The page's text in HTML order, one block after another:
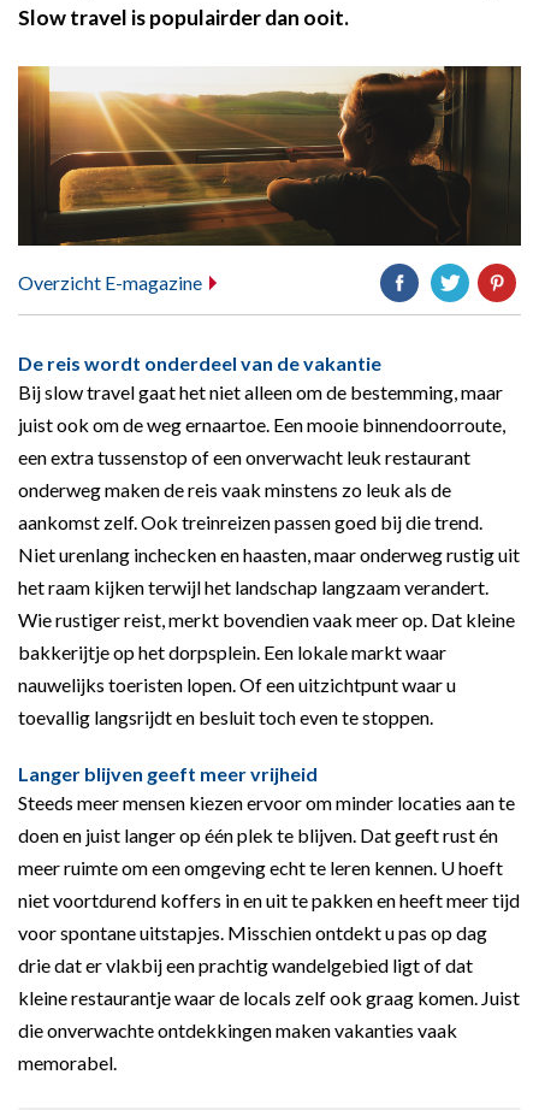
Slow travel is populairder dan ooit.
Overzicht E-magazine
De reis wordt onderdeel van de vakantie
Bij slow travel gaat het niet alleen om de bestemming, maar
juist ook om de weg ernaartoe. Een mooie binnendoorroute,
een extra tussenstop of een onverwacht leuk restaurant
onderweg maken de reis vaak minstens zo leuk als de
aankomst zelf. Ook treinreizen passen goed bij die trend.
Niet urenlang inchecken en haasten, maar onderweg rustig uit
het raam kijken terwijl het landschap langzaam verandert.
Wie rustiger reist, merkt bovendien vaak meer op. Dat kleine
bakkerijtje op het dorpsplein. Een lokale markt waar
nauwelijks toeristen lopen. Of een uitzichtpunt waar u
toevallig langsrijdt en besluit toch even te stoppen.
Langer blijven geeft meer vrijheid
Steeds meer mensen kiezen ervoor om minder locaties aan te
doen en juist langer op één plek te blijven. Dat geeft rust én
meer ruimte om een omgeving echt te leren kennen. U hoeft
niet voortdurend koffers in en uit te pakken en heeft meer tijd
voor spontane uitstapjes. Misschien ontdekt u pas op dag
drie dat er vlakbij een prachtig wandelgebied ligt of dat
kleine restaurantje waar de locals zelf ook graag komen. Juist
die onverwachte ontdekkingen maken vakanties vaak
memorabel.